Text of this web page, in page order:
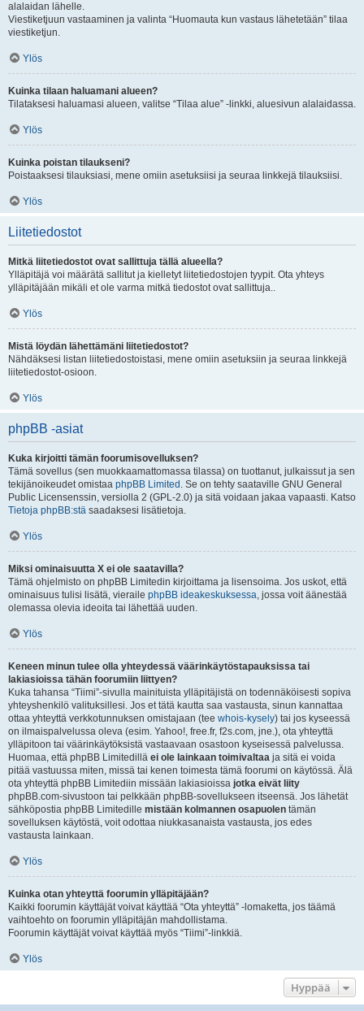
alalaidan lähelle.
Viestiketjuun vastaaminen ja valinta “Huomauta kun vastaus lähetetään” tilaa
viestiketjun.
Ylös
Kuinka tilaan haluamani alueen?
Tilataksesi haluamasi alueen, valitse “Tilaa alue” -linkki, aluesivun alalaidassa.
Ylös
Kuinka poistan tilaukseni?
Poistaaksesi tilauksiasi, mene omiin asetuksiisi ja seuraa linkkejä tilauksiisi.
Ylös
Liitetiedostot
Mitkä liitetiedostot ovat sallittuja tällä alueella?
Ylläpitäjä voi määrätä sallitut ja kielletyt liitetiedostojen tyypit. Ota yhteys
ylläpitäjään mikäli et ole varma mitkä tiedostot ovat sallittuja..
Ylös
Mistä löydän lähettämäni liitetiedostot?
Nähdäksesi listan liitetiedostoistasi, mene omiin asetuksiin ja seuraa linkkejä
liitetiedostot-osioon.
Ylös
phpBB -asiat
Kuka kirjoitti tämän foorumisovelluksen?
Tämä sovellus (sen muokkaamattomassa tilassa) on tuottanut, julkaissut ja sen
tekijänoikeudet omistaa phpBB Limited . Se on tehty saataville GNU General
Public Licensenssin, versiolla 2 (GPL-2.0) ja sitä voidaan jakaa vapaasti. Katso
Tietoja phpBB:stä saadaksesi lisätietoja.
Ylös
Miksi ominaisuutta X ei ole saatavilla?
Tämä ohjelmisto on phpBB Limitedin kirjoittama ja lisensoima. Jos uskot, että
ominaisuus tulisi lisätä, vieraile phpBB ideakeskuksessa, jossa voit äänestää
olemassa olevia ideoita tai lähettää uuden.
Ylös
Keneen minun tulee olla yhteydessä väärinkäytöstapauksissa tai
lakiasioissa tähän foorumiin liittyen?
Kuka tahansa “Tiimi”-sivulla mainituista ylläpitäjistä on todennäköisesti sopiva
yhteyshenkilö valituksillesi. Jos et tätä kautta saa vastausta, sinun kannattaa
ottaa yhteyttä verkkotunnuksen omistajaan (tee whois-kysely) tai jos kyseessä
on ilmaispalvelussa oleva (esim. Yahoo!, free.fr, f2s.com, jne.), ota yhteyttä
ylläpitoon tai väärinkäytöksistä vastaavaan osastoon kyseisessä palvelussa.
Huomaa, että phpBB Limitedillä ei ole lainkaan toimivaltaa ja sitä ei voida
pitää vastuussa miten, missä tai kenen toimesta tämä foorumi on käytössä. Älä
ota yhteyttä phpBB Limitediin missään lakiasioissa jotka eivät liity
phpBB.com-sivustoon tai pelkkään phpBB-sovellukseen itseensä. Jos lähetät
sähköpostia phpBB Limitedille mistään kolmannen osapuolen tämän
sovelluksen käytöstä, voit odottaa niukkasanaista vastausta, jos edes
vastausta lainkaan.
Ylös
Kuinka otan yhteyttä foorumin ylläpitäjään?
Kaikki foorumin käyttäjät voivat käyttää “Ota yhteyttä” -lomaketta, jos täämä
vaihtoehto on foorumin ylläpitäjän mahdollistama.
Foorumin käyttäjät voivat käyttää myös “Tiimi”-linkkiä.
Ylös
Hyppää